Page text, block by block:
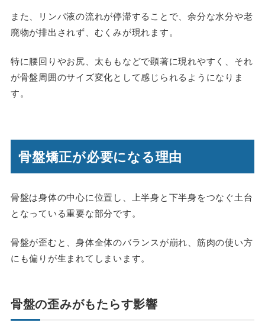
また、リンパ液の流れが停滞することで、余分な水分や老
廃物が排出されず、むくみが現れます。
特に腰回りやお尻、太ももなどで顕著に現れやすく、それ
が骨盤周囲のサイズ変化として感じられるようになりま
す。
骨盤矯正が必要になる理由
骨盤は身体の中心に位置し、上半身と下半身をつなぐ土台
となっている重要な部分です。
骨盤が歪むと、身体全体のバランスが崩れ、筋肉の使い方
にも偏りが生まれてしまいます。
骨盤の歪みがもたらす影響